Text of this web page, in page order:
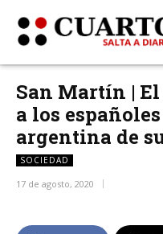
San Martín |
a los
argentina de
SOCIEDAD
17 de agosto, 2020